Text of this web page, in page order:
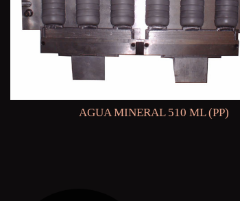
AGUA MINERAL 510 ML (PP)